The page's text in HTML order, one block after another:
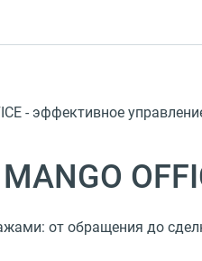
- эффективное
от обращения до